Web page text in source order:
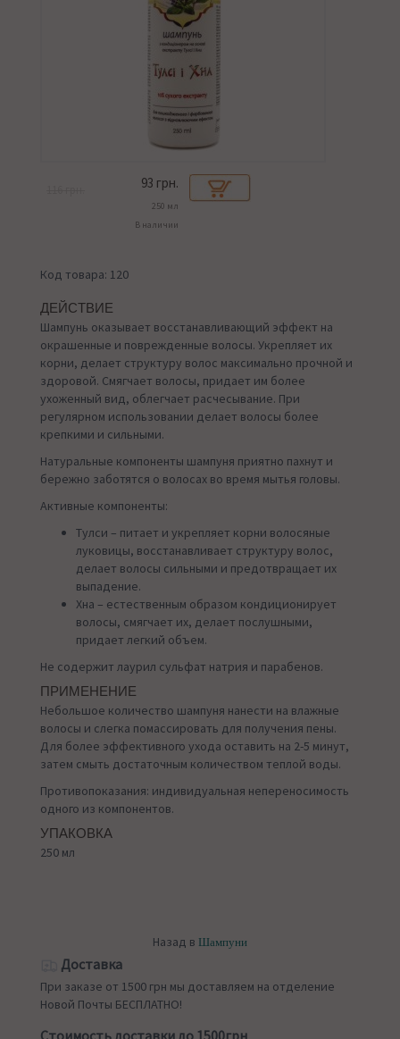
93 грн.
250 мл
В наличии
Код товара: 120
ДЕЙСТВИЕ
Шампунь оказывает восстанавливающий эффект на
окрашенные и поврежденные волосы. Укрепляет их
корни, делает структуру волос максимально прочной и
здоровой. Смягчает волосы, придает им более
ухоженный вид, облегчает расчесывание. При
регулярном использовании делает волосы более
крепкими и сильными.
Натуральные компоненты шампуня приятно пахнут и
бережно заботятся о волосах во время мытья головы.
Активные компоненты:
Тулси – питает и укрепляет корни волосяные
луковицы, восстанавливает структуру волос,
делает волосы сильными и предотвращает их
выпадение.
Хна – естественным образом кондиционирует
волосы, смягчает их, делает послушными,
придает легкий объем.
Не содержит лаурил сульфат натрия и парабенов.
ПРИМЕНЕНИЕ
Небольшое количество шампуня нанести на влажные
волосы и слегка помассировать для получения пены.
Для более эффективного ухода оставить на 2-5 минут,
затем смыть достаточным количеством теплой воды.
Противопоказания: индивидуальная непереносимость
одного из компонентов.
УПАКОВКА
250 мл
Назад в Шампуни
Доставка
При заказе от 1500 грн мы доставляем на отделение
Новой Почты БЕСПЛАТНО!